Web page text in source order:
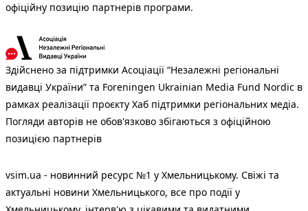
офіційну позицію партнерів програми.
Здійснено за підтримки Асоціації “Незалежні регіональні
видавці України” та Foreningen Ukrainian Media Fund Nordic в
рамках реалізації проєкту Хаб підтримки регіональних медіа.
Погляди авторів не обов'язково збігаються з офіційною
позицією партнерів
vsim.ua - новинний ресурс №1 у Хмельницькому. Свіжі та
актуальні новини Хмельницького, все про події у